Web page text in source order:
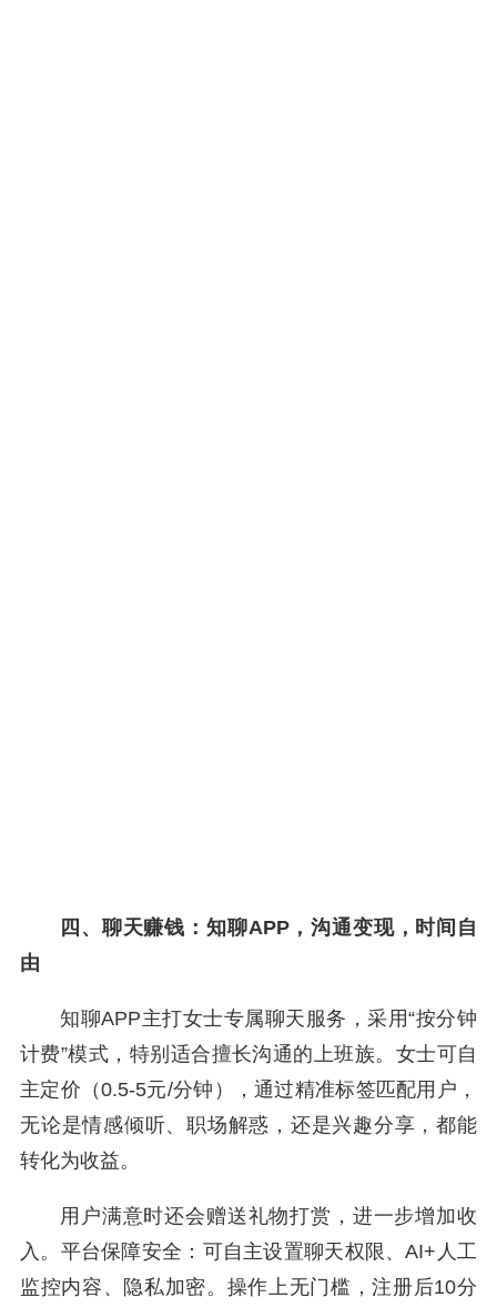
四、聊天赚钱：知聊APP，沟通变现，时间自
由
知聊APP主打女士专属聊天服务，采用“按分钟
计费”模式，特别适合擅长沟通的上班族。女士可自
主定价（0.5-5元/分钟），通过精准标签匹配用户，
无论是情感倾听、职场解惑，还是兴趣分享，都能
转化为收益。
用户满意时还会赠送礼物打赏，进一步增加收
入。平台保障安全：可自主设置聊天权限、AI+人工
监控内容、隐私加密。操作上无门槛，注册后10分